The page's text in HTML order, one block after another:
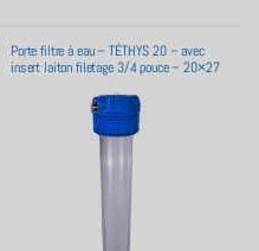
Porte filtre à eau – TÉTHYS 20 – avec
insert laiton filetage 3/4 pouce – 20×27